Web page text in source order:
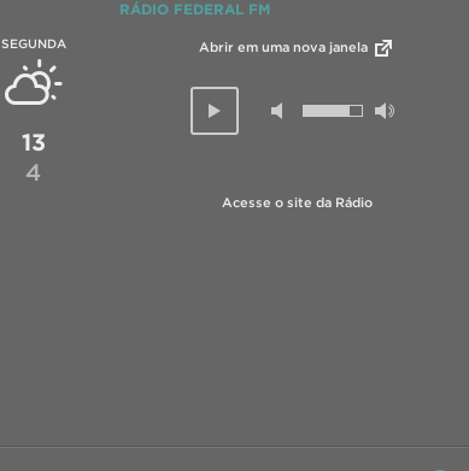
SEGUNDA
13
4
RÁDIO FEDERAL FM
Abrir em uma nova janela
Acesse o site da Rádio